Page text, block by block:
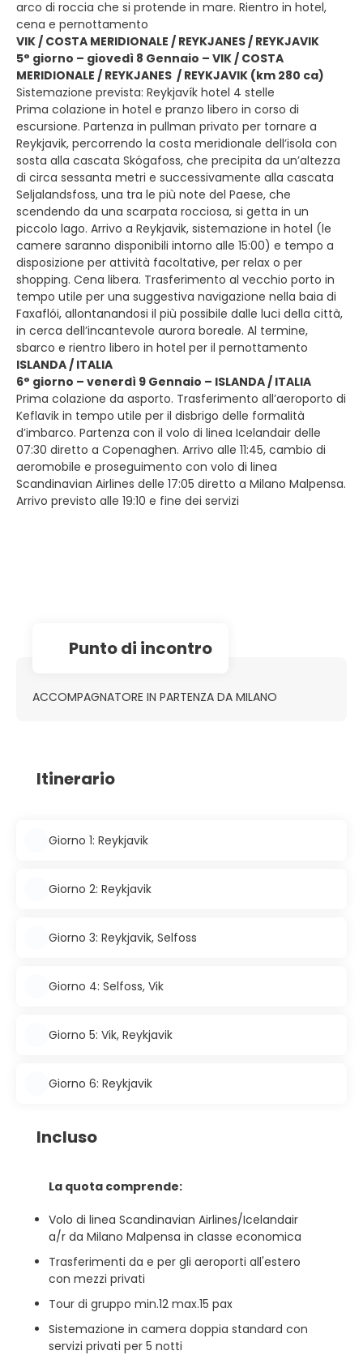
arco di roccia che si protende in mare. Rientro in hotel,
cena e pernottamento
VIK / COSTA MERIDIONALE / REYKJANES / REYKJAVIK
5° giorno – giovedì 8 Gennaio – VIK / COSTA
MERIDIONALE / REYKJANES / REYKJAVIK (km 280 ca)
Sistemazione prevista: Reykjavík hotel 4 stelle
Prima colazione in hotel e pranzo libero in corso di
escursione. Partenza in pullman privato per tornare a
Reykjavik, percorrendo la costa meridionale dell’isola con
sosta alla cascata Skógafoss, che precipita da un’altezza
di circa sessanta metri e successivamente alla cascata
Seljalandsfoss, una tra le più note del Paese, che
scendendo da una scarpata rocciosa, si getta in un
piccolo lago. Arrivo a Reykjavik, sistemazione in hotel (le
camere saranno disponibili intorno alle 15:00) e tempo a
disposizione per attività facoltative, per relax o per
shopping. Cena libera. Trasferimento al vecchio porto in
tempo utile per una suggestiva navigazione nella baia di
Faxaflói, allontanandosi il più possibile dalle luci della città,
in cerca dell’incantevole aurora boreale. Al termine,
sbarco e rientro libero in hotel per il pernottamento
ISLANDA / ITALIA
6° giorno – venerdì 9 Gennaio – ISLANDA / ITALIA
Prima colazione da asporto. Trasferimento all’aeroporto di
Keflavik in tempo utile per il disbrigo delle formalità
d’imbarco. Partenza con il volo di linea Icelandair delle
07:30 diretto a Copenaghen. Arrivo alle 11:45, cambio di
aeromobile e proseguimento con volo di linea
Scandinavian Airlines delle 17:05 diretto a Milano Malpensa.
Arrivo previsto alle 19:10 e fine dei servizi
Punto di incontro
ACCOMPAGNATORE IN PARTENZA DA MILANO
Itinerario
Giorno 1: Reykjavik
Giorno 2: Reykjavik
Giorno 3: Reykjavik, Selfoss
Giorno 4: Selfoss, Vik
Giorno 5: Vik, Reykjavik
Giorno 6: Reykjavik
Incluso
La quota comprende:
Volo di linea Scandinavian Airlines/Icelandair
a/r da Milano Malpensa in classe economica
Trasferimenti da e per gli aeroporti all'estero
con mezzi privati
Tour di gruppo min.12 max.15 pax
Sistemazione in camera doppia standard con
servizi privati per 5 notti